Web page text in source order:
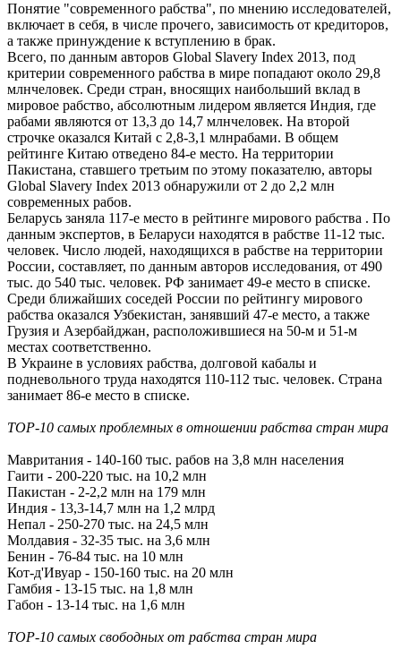
Понятие "современного рабства", по мнению исследователей,
включает в себя, в числе прочего, зависимость от кредиторов,
а также принуждение к вступлению в брак.
Всего, по данным авторов Global Slavery Index 2013, под
критерии современного рабства в мире попадают около 29,8
млнчеловек. Среди стран, вносящих наибольший вклад в
мировое рабство, абсолютным лидером является Индия, где
рабами являются от 13,3 до 14,7 млнчеловек. На второй
строчке оказался Китай с 2,8-3,1 млнрабами. В общем
рейтинге Китаю отведено 84-е место. На территории
Пакистана, ставшего третьим по этому показателю, авторы
Global Slavery Index 2013 обнаружили от 2 до 2,2 млн
современных рабов.
Беларусь заняла 117-е место в рейтинге мирового рабства . По
данным экспертов, в Беларуси находятся в рабстве 11-12 тыс.
человек. Число людей, находящихся в рабстве на территории
России, составляет, по данным авторов исследования, от 490
тыс. до 540 тыс. человек. РФ занимает 49-е место в списке.
Среди ближайших соседей России по рейтингу мирового
рабства оказался Узбекистан, занявший 47-е место, а также
Грузия и Азербайджан, расположившиеся на 50-м и 51-м
местах соответственно.
В Украине в условиях рабства, долговой кабалы и
подневольного труда находятся 110-112 тыс. человек. Страна
занимает 86-е место в списке.
TOP-10 самых проблемных в отношении рабства стран мира
Мавритания - 140-160 тыс. рабов на 3,8 млн населения
Гаити - 200-220 тыс. на 10,2 млн
Пакистан - 2-2,2 млн на 179 млн
Индия - 13,3-14,7 млн на 1,2 млрд
Непал - 250-270 тыс. на 24,5 млн
Молдавия - 32-35 тыс. на 3,6 млн
Бенин - 76-84 тыс. на 10 млн
Кот-д'Ивуар - 150-160 тыс. на 20 млн
Гамбия - 13-15 тыс. на 1,8 млн
Габон - 13-14 тыс. на 1,6 млн
TOP-10 самых свободных от рабства стран мира